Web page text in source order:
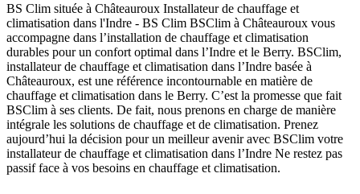
BS Clim située à Châteauroux Installateur de chauffage et
climatisation dans l'Indre - BS Clim BSClim à Châteauroux vous
accompagne dans l’installation de chauffage et climatisation
durables pour un confort optimal dans l’Indre et le Berry. BSClim,
installateur de chauffage et climatisation dans l’Indre basée à
Châteauroux, est une référence incontournable en matière de
chauffage et climatisation dans le Berry. C’est la promesse que fait
BSClim à ses clients. De fait, nous prenons en charge de manière
intégrale les solutions de chauffage et de climatisation. Prenez
aujourd’hui la décision pour un meilleur avenir avec BSClim votre
installateur de chauffage et climatisation dans l’Indre Ne restez pas
passif face à vos besoins en chauffage et climatisation.